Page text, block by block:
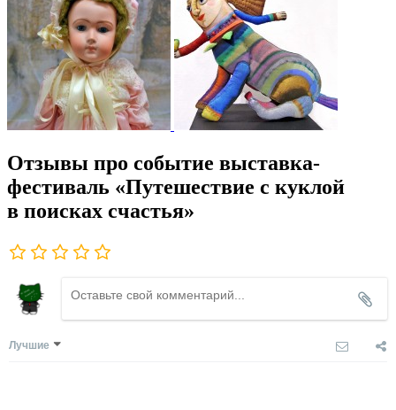
Отзывы про событие выставка-
фестиваль «Путешествие с куклой
в поисках счастья»
Лучшие